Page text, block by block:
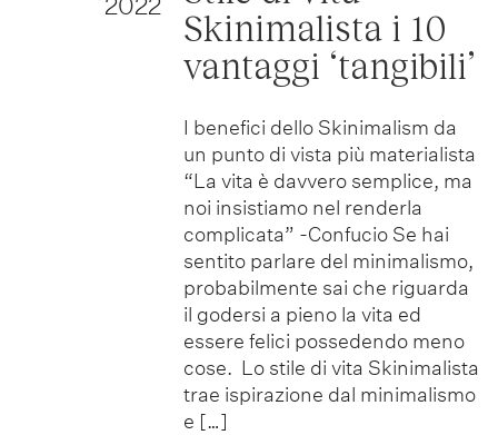
Skinimalista i 10
vantaggi ‘tangibili’
I benefici dello Skinimalism da
un punto di vista più materialista
“La vita è davvero semplice, ma
noi insistiamo nel renderla
complicata” -Confucio Se hai
sentito parlare del minimalismo,
probabilmente sai che riguarda
il godersi a pieno la vita ed
essere felici possedendo meno
cose. Lo stile di vita Skinimalista
trae ispirazione dal minimalismo
e […]